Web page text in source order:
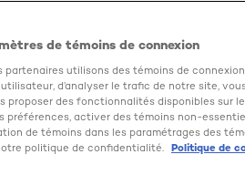
rituel beauté grâce aux styles de
et aux conseils pratiques
pour essayer quelque chose
vedettes. Nos conseils beauté
de témoins de connexion
partenaires utilisons des témoins de
d’analyser le trafic de notre site,
proposer des fonctionnalités disponibles sur
préférences, activer des témoins non-
de témoins dans les paramétrages des
politique de confidentialité. Politique de